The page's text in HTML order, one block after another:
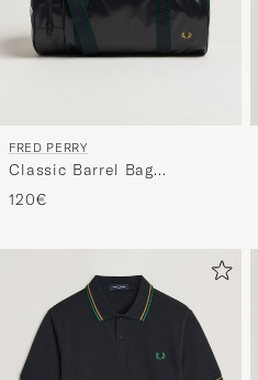
FRED PERRY
Classic Barrel Bag
Navy/Grassroots Green
120€